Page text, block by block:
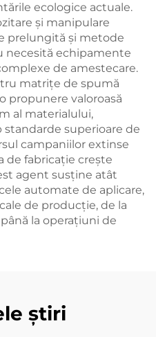
ecologice actuale.
și manipulare
prelungită și metode
necesită echipamente
de amestecare.
matrițe de spumă
propunere valoroasă
al materialului,
superioare de
campaniilor extinse
de fabricație crește
agent susține atât
automate de aplicare,
de producție, de la
la operațiuni de
știri